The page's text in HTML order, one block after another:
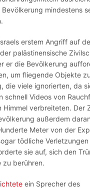
mindestens
erstem Angriff auf
palästinensische
er die Bevölkerung
um fliegende Objekte
die viele ignorierten, da
schnell Videos von
Himmel verbreiteten. Der
außerdem
Meter von der
tödliche
sie auf, sich den
zu berühren.
ein Sprecher des